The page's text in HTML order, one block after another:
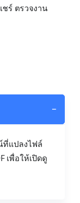
ชร์ ตรวจงาน
−
ที่แปลงไฟล์
เพื่อให้เปิดดู